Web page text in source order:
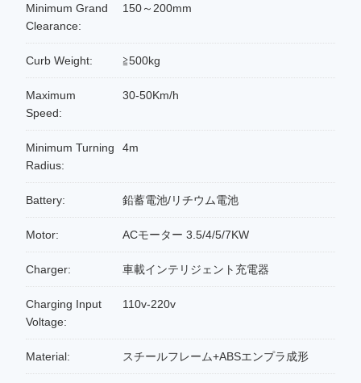
Minimum Grand
Clearance:
150～200mm
Curb Weight: ≧500kg
Maximum
Speed:
30-50Km/h
Minimum Turning
Radius:
4m
Battery: 鉛蓄電池/リチウム電池
Motor: ACモーター 3.5/4/5/7KW
Charger: 車載インテリジェント充電器
Charging Input
Voltage:
110v-220v
Material: スチールフレーム+ABSエンプラ成形